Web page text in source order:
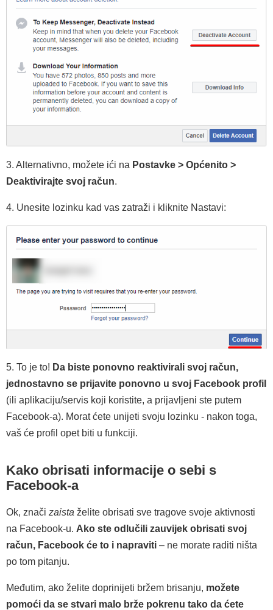
3. Alternativno, možete ići na Postavke > Općenito >
Deaktivirajte svoj račun.
4. Unesite lozinku kad vas zatraži i kliknite Nastavi:
5. To je to! Da biste ponovno reaktivirali svoj račun,
jednostavno se prijavite ponovno u svoj Facebook profil
(ili aplikaciju/servis koji koristite, a prijavljeni ste putem
Facebook-a). Morat ćete unijeti svoju lozinku - nakon toga,
vaš će profil opet biti u funkciji.
Kako obrisati informacije o sebi s
Facebook-a
Ok, znači zaista želite obrisati sve tragove svoje aktivnosti
na Facebook-u. Ako ste odlučili zauvijek obrisati svoj
račun, Facebook će to i napraviti – ne morate raditi ništa
po tom pitanju.
Međutim, ako želite doprinijeti bržem brisanju, možete
pomoći da se stvari malo brže pokrenu tako da ćete